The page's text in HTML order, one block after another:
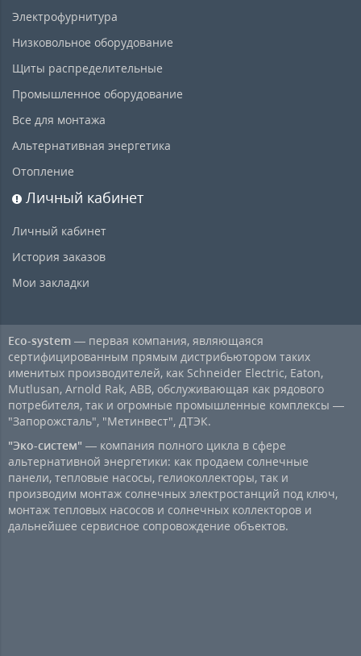
Электрофурнитура
Низковольное оборудование
Щиты распределительные
Промышленное оборудование
Все для монтажа
Альтернативная энергетика
Отопление
Личный кабинет
Личный кабинет
История заказов
Мои закладки
Eco-system — первая компания, являющаяся
сертифицированным прямым дистрибьютором таких
именитых производителей, как Schneider Electric, Eaton,
Mutlusan, Arnold Rak, ABB, обслуживающая как рядового
потребителя, так и огромные промышленные комплексы —
"Запорожсталь", "Метинвест", ДТЭК.
"Эко-систем" — компания полного цикла в сфере
альтернативной энергетики: как продаем солнечные
панели, тепловые насосы, гелиоколлекторы, так и
производим монтаж солнечных электростанций под ключ,
монтаж тепловых насосов и солнечных коллекторов и
дальнейшее сервисное сопровождение объектов.